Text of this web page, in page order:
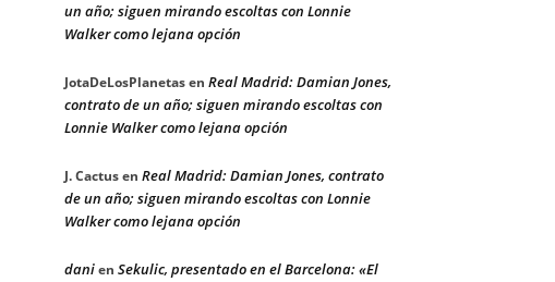
un año; siguen mirando escoltas con Lonnie
Walker como lejana opción
JotaDeLosPlanetasen Real Madrid: Damian Jones,
contrato de un año; siguen mirando escoltas con
Lonnie Walker como lejana opción
J. Cactusen Real Madrid: Damian Jones, contrato
de un año; siguen mirando escoltas con Lonnie
Walker como lejana opción
danien Sekulic, presentado en el Barcelona: «El